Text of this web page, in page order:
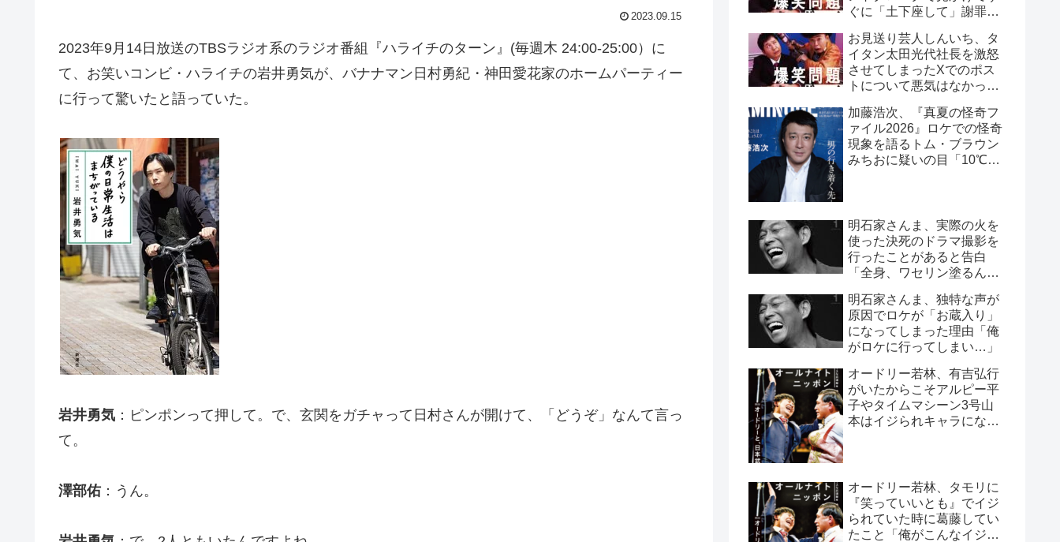
2023.09.15
2023年9月14日放送のTBSラジオ系のラジオ番組『ハライチのターン』(毎週木 24:00-25:00）に
て、お笑いコンビ・ハライチの岩井勇気が、バナナマン日村勇紀・神田愛花家のホームパーティー
に行って驚いたと語っていた。
岩井勇気 ：ピンポンって押して。で、玄関をガチャって日村さんが開けて、「どうぞ」なんて言っ
て。
澤部佑 ：うん。
ぐに「土下座して」謝罪を
て、土下座してました
(笑)」
お見送り芸人しんいち、タ
イタン太田光代社長を激怒
させてしまったXでのポス
トについて悪気はなかった
全く分かりませんでした」
加藤浩次、『真夏の怪奇フ
ァイル2026』ロケでの怪奇
現象を語るトム・ブラウン
みちおに疑いの目「10℃っ
明石家さんま、実際の火を
使った決死のドラマ撮影を
行ったことがあると告白
「全身、ワセリン塗るんで
明石家さんま、独特な声が
原因でロケが「お蔵入り」
になってしまった理由「俺
がロケに行ってしまい…」
オードリー若林、有吉弘行
がいたからこそアルピー平
子やタイムマシーン3号山
本はイジられキャラになっ
オードリー若林、タモリに
『笑っていいとも』でイジ
られていた時に葛藤してい
たこと「俺がこんなイジら